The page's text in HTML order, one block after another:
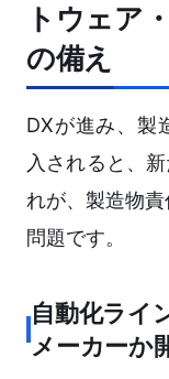
トウェア
の備え
DXが進み、製
入されると、
れが、製造物
問題です。
自動化ライ
メーカーか